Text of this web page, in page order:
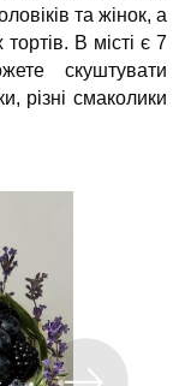
та жінок, а
В місті є 7
скуштувати
різні смаколики